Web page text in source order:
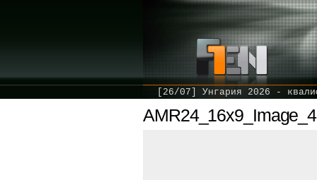
[26/07] Унгария 2026 -
AMR24_16x9_Image_4